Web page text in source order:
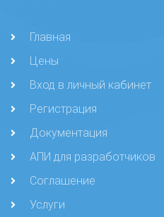
Главная
Цены
Вход в личный кабинет
Регистрация
Документация
АПИ для разработчиков
Соглашение
Услуги